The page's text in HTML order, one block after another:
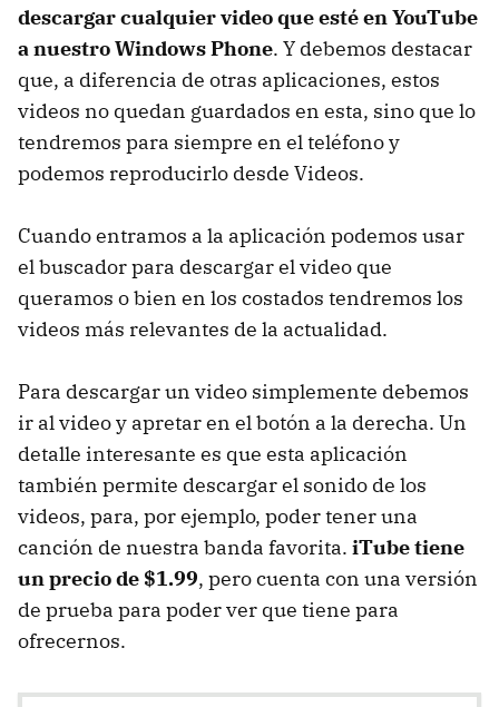
descargar cualquier video que esté en YouTube
a nuestro Windows Phone. Y debemos destacar
que, a diferencia de otras aplicaciones, estos
videos no quedan guardados en esta, sino que lo
tendremos para siempre en el teléfono y
podemos reproducirlo desde Videos.
Cuando entramos a la aplicación podemos usar
el buscador para descargar el video que
queramos o bien en los costados tendremos los
videos más relevantes de la actualidad.
Para descargar un video simplemente debemos
ir al video y apretar en el botón a la derecha. Un
detalle interesante es que esta aplicación
también permite descargar el sonido de los
videos, para, por ejemplo, poder tener una
canción de nuestra banda favorita. iTube tiene
un precio de $1.99, pero cuenta con una versión
de prueba para poder ver que tiene para
ofrecernos.